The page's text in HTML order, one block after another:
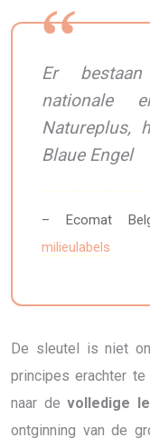
Er
nationale
Natureplus,
Blaue Engel
– Ecomat
milieulabels
De sleutel is niet
principes erachter
naar de volledige
ontginning van de